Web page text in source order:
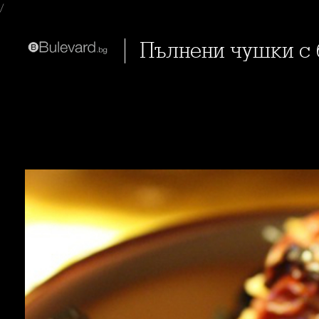
/
Пълнени чушки с